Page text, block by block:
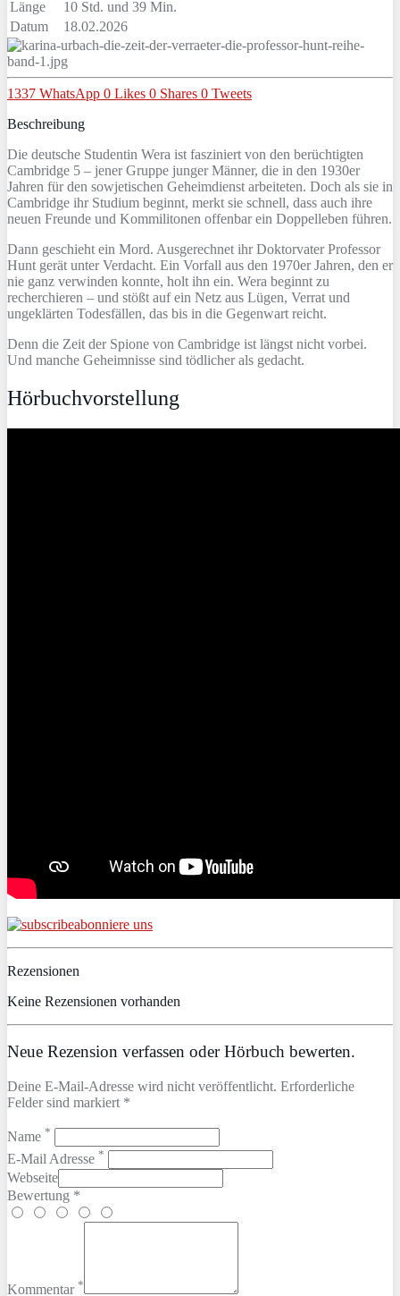
Länge
10 Std. und 39 Min.
Datum
18.02.2026
1337 WhatsApp 0 Likes 0 Shares 0 Tweets
Beschreibung
Die deutsche Studentin Wera ist fasziniert von den berüchtigten
Cambridge 5 – jener Gruppe junger Männer, die in den 1930er
Jahren für den sowjetischen Geheimdienst arbeiteten. Doch als sie in
Cambridge ihr Studium beginnt, merkt sie schnell, dass auch ihre
neuen Freunde und Kommilitonen offenbar ein Doppelleben führen.
Dann geschieht ein Mord. Ausgerechnet ihr Doktorvater Professor
Hunt gerät unter Verdacht. Ein Vorfall aus den 1970er Jahren, den er
nie ganz verwinden konnte, holt ihn ein. Wera beginnt zu
recherchieren – und stößt auf ein Netz aus Lügen, Verrat und
ungeklärten Todesfällen, das bis in die Gegenwart reicht.
Denn die Zeit der Spione von Cambridge ist längst nicht vorbei.
Und manche Geheimnisse sind tödlicher als gedacht.
Hörbuchvorstellung
abonniere uns
Rezensionen
Keine Rezensionen vorhanden
Neue Rezension verfassen oder Hörbuch bewerten.
Deine E-Mail-Adresse wird nicht veröffentlicht. Erforderliche
Felder sind markiert *
Name *
E-Mail Adresse *
Webseite
Bewertung *
Kommentar *